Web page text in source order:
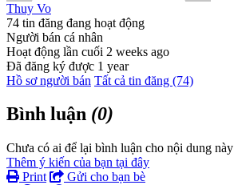
Thuy Vo
74 tin đăng đang hoạt động
Người bán cá nhân
Hoạt động lần cuối 2 weeks ago
Đã đăng ký được 1 year
Hồ sơ người bán Tất cả tin đăng (74)
Bình luận (0)
Chưa có ai để lại bình luận cho nội dung này
Thêm ý kiến của bạn tại đây
Print
Gửi cho bạn bè